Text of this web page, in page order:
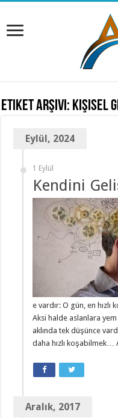
Etiket Arşivi: kişisel
Eylül, 2024
1 Eylül
Kendini
e vardır: O gün, en
Aksi halde aslanlara yem
aklında tek düşünce
daha hızlı koşabilmek…
Aralık, 2017